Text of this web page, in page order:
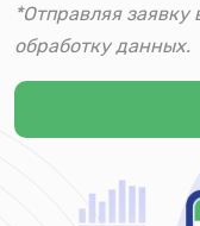
*Отправляя заявку
обработку данных.